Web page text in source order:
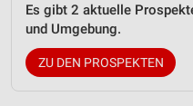
Es gibt 2 aktuelle
und Umgebung.
ZU DEN PROSPEKTEN